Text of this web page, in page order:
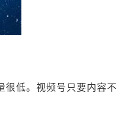
很低。视频号只要内容不